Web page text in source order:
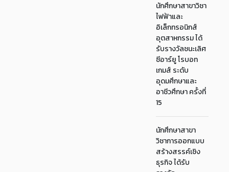
นักศึกษาสาขาวิชา
ไฟฟ้าและ
อิเล็กทรอนิกส์
อุตสาหกรรม ได้
รับรางวัลชนะเลิศ
ซีอาร์ยู โรบอท
เกมส์ ระดับ
อุดมศึกษาและ
อาชีวศึกษา ครั้งที่
15
นักศึกษาสาขา
วิชาการออกแบบ
สร้างสรรค์เชิง
ธุรกิจ ได้รับ